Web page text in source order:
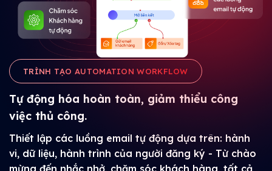
TRÌNH TẠO AUTOMATION WORKFLOW
Tự động hóa hoàn toàn, giảm thiểu công
việc thủ công.
Thiết lập các luồng email tự động dựa trên: hành
vi, dữ liệu, hành trình của người đăng ký - Từ chào
mừng đến nhắc nhở, chăm sóc khách hàng, tất cả